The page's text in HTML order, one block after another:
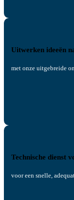
Uitwerken ideeën
met onze uitgebreide
Technische dienst
voor een snelle,